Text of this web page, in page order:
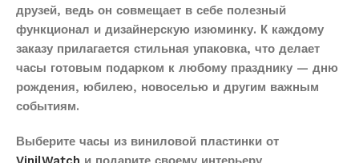
друзей, ведь он совмещает в себе полезный
функционал и дизайнерскую изюминку. К каждому
заказу прилагается стильная упаковка, что делает
часы готовым подарком к любому празднику — дню
рождения, юбилею, новоселью и другим важным
событиям.
Выберите часы из виниловой пластинки от